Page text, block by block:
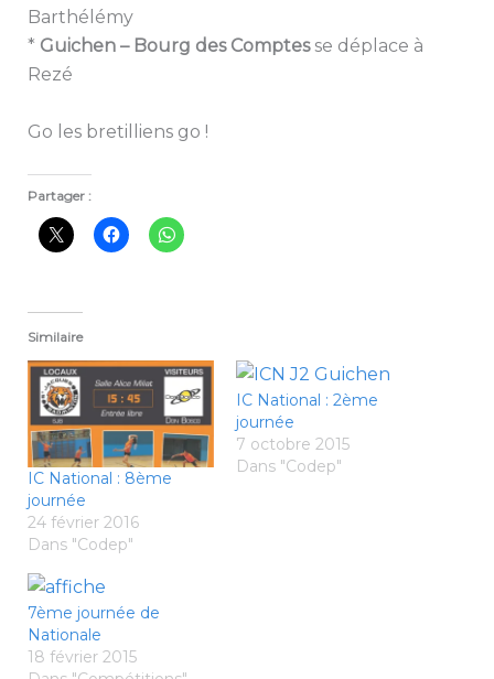
Barthélémy
* Guichen – Bourg des Comptesse déplace à
Rezé
Go les bretilliens go !
Partager :
Similaire
IC National : 8ème
journée
24 février 2016
Dans "Codep"
IC National : 2ème
journée
7 octobre 2015
Dans "Codep"
7ème journée de
Nationale
18 février 2015